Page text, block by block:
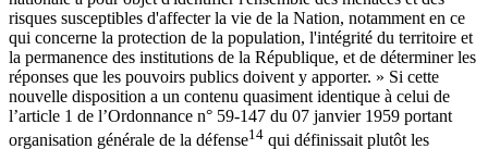
risques susceptibles d'affecter la vie de la Nation, notamment en ce
qui concerne la protection de la population, l'intégrité du territoire et
la permanence des institutions de la République, et de déterminer les
réponses que les pouvoirs publics doivent y apporter. » Si cette
nouvelle disposition a un contenu quasiment identique à celui de
l’article 1 de l’Ordonnance n° 59-147 du 07 janvier 1959 portant
organisation générale de la défense14 qui définissait plutôt les